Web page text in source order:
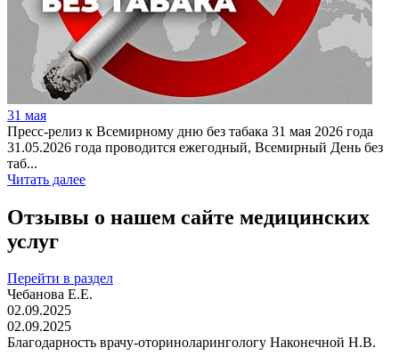
31 мая
Пресс-релиз к Всемирному дню без табака 31 мая 2026 года
31.05.2026 года проводится ежегодный, Всемирный День без
таб...
Читать далее
Отзывы о нашем сайте медицинских
услуг
Перейти в раздел
Чебанова Е.Е.
02.09.2025
02.09.2025
Благодарность врачу-оториноларингологу Наконечной Н.В.